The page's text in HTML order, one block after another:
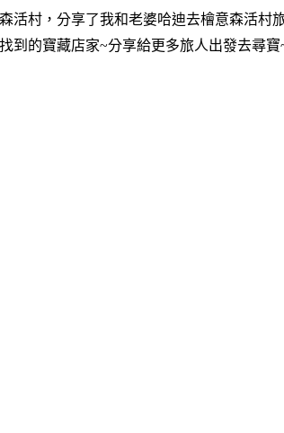
活村，分享了我和老婆哈迪去檜意森活
到的寶藏店家~分享給更多旅人出發去尋寶